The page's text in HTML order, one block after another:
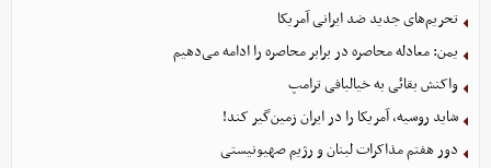
تحریم‌های جدید ضد ایرانی آمریکا
یمن: معادله محاصره در برابر محاصره را ادامه می‌دهیم
واکنش بقائی به خیالبافی ترامپ
شاید روسیه، آمریکا را در ایران زمین‌گیر کند!
دور هفتم مذاکرات لبنان و رژیم صهیونیستی